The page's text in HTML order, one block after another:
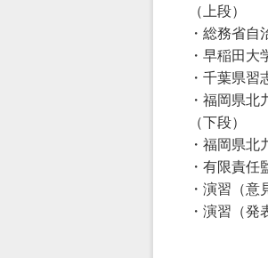
（上段）
・総務省
・早稲田
・千葉県
・福岡県
（下段）
・福岡県
・有限責
・演習（意
・演習（発